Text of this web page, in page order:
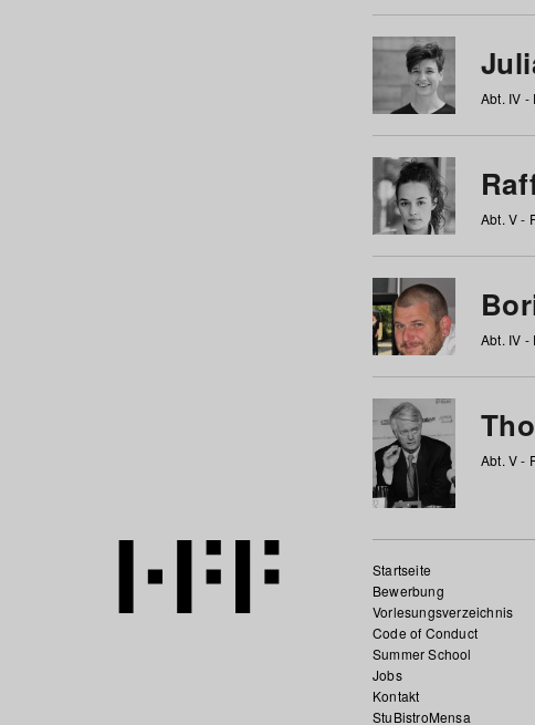
Abt. IV
Abt. V -
Abt. IV -
Abt. V -
Startseite
Bewerbung
Vorlesungsverzeichnis
Code of Conduct
Summer School
Jobs
Kontakt
StuBistroMensa